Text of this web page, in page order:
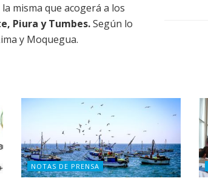
la misma que acogerá a los
Piura y Tumbes.Según lo
y Moquegua.
NOTAS DE PRENSA